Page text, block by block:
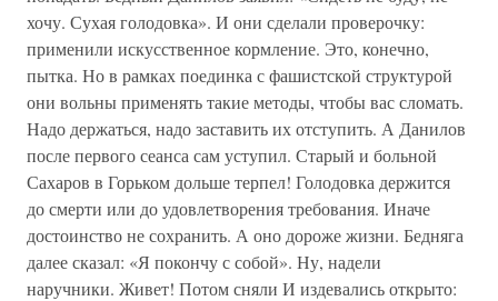
хочу. Сухая голодовка». И они сделали проверочку:
применили искусственное кормление. Это, конечно,
пытка. Но в рамках поединка с фашистской структурой
они вольны применять такие методы, чтобы вас сломать.
Надо держаться, надо заставить их отступить. А Данилов
после первого сеанса сам уступил. Старый и больной
Сахаров в Горьком дольше терпел! Голодовка держится
до смерти или до удовлетворения требования. Иначе
достоинство не сохранить. А оно дороже жизни. Бедняга
далее сказал: «Я покончу с собой». Ну, надели
наручники. Живет! Потом сняли И издевались открыто: